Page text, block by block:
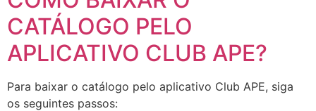
CATÁLOGO PELO
APLICATIVO CLUB APE?
Para baixar o catálogo pelo aplicativo Club APE, siga
os seguintes passos: